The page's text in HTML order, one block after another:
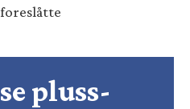
pluss-